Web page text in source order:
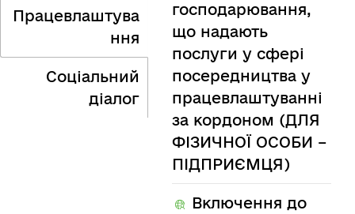
Працевлаштува
ння
Соціальний
діалог
господарювання,
що надають
послуги у сфері
посередництва у
працевлаштуванні
за кордоном (ДЛЯ
ФІЗИЧНОЇ ОСОБИ –
ПІДПРИЄМЦЯ)
Включення до